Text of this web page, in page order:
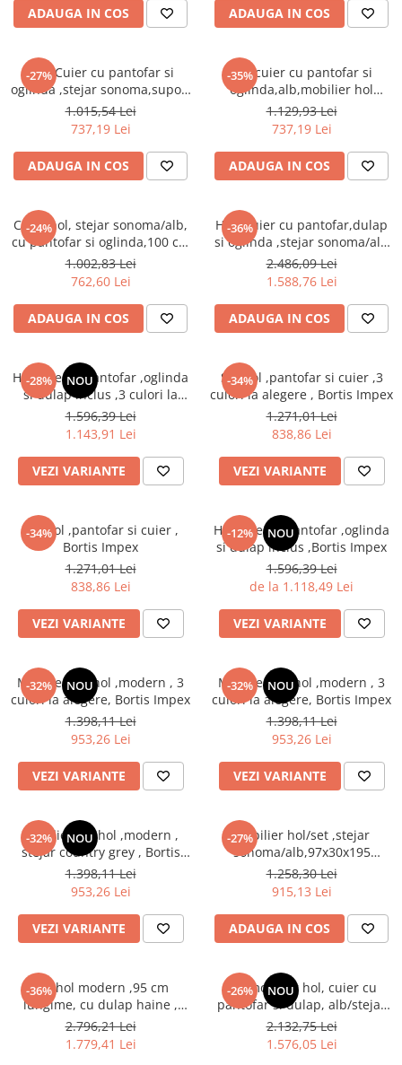
Set mobilier Living
Tabureti
Seturi dormitoare complete
pentru pat
ADAUGA IN COS ADAUGA IN COS
-27%
Hol /Cuier cu pantofar si
oglinda ,stejar sonoma,suport
inclinabil pantofi,mobilier
hol,Bortis
1.015,54 Lei
737,19 Lei
ADAUGA IN COS
-35%
Hol/cuier cu pantofar si
oglinda,alb,mobilier hol
,modern,92 cm lungime,Bortis
1.129,93 Lei
737,19 Lei
ADAUGA IN COS
-24%
Cuier hol, stejar sonoma/alb,
cu pantofar si oglinda,100 cm
lungime, Bortis
1.002,83 Lei
762,60 Lei
ADAUGA IN COS
-36%
Hol /Cuier cu pantofar,dulap
si oglinda ,stejar sonoma/alb
,Bortis Impex
2.486,09 Lei
1.588,76 Lei
ADAUGA IN COS
-28% NOU
Hol/cuier si pantofar ,oglinda
si dulap inclus ,3 culori la
alegere,Bortis Impex
1.596,39 Lei
1.143,91 Lei
VEZI VARIANTE
-34%
Set hol ,pantofar si cuier ,3
culori la alegere , Bortis Impex
1.271,01 Lei
838,86 Lei
VEZI VARIANTE
-34%
Set hol ,pantofar si cuier ,
Bortis Impex
1.271,01 Lei
838,86 Lei
VEZI VARIANTE
-12% NOU
Hol/cuier si pantofar ,oglinda
si dulap inclus ,Bortis Impex
1.596,39 Lei
de la 1.118,49 Lei
VEZI VARIANTE
-32% NOU
Mobilier set hol ,modern , 3
culori la alegere, Bortis Impex
1.398,11 Lei
953,26 Lei
VEZI VARIANTE
-32% NOU
Mobilier set hol ,modern , 3
culori la alegere, Bortis Impex
1.398,11 Lei
953,26 Lei
VEZI VARIANTE
-32% NOU
Mobilier set hol ,modern ,
stejar country grey , Bortis
Impex
1.398,11 Lei
953,26 Lei
VEZI VARIANTE
-27%
Mobilier hol/set ,stejar
sonoma/alb,97x30x195
cm,Bortis impex
1.258,30 Lei
915,13 Lei
ADAUGA IN COS
-36%
Set hol modern ,95 cm
lungime, cu dulap haine ,
pantofar si panouri tapitate
stofa maro/ stejar sonoma,
Bortis
2.796,21 Lei
1.779,41 Lei
-26% NOU
Set mobilier hol, cuier cu
pantofar si dulap, alb/stejar
sonoma, 190x140x40 cm,
Bortis Impex
2.132,75 Lei
1.576,05 Lei